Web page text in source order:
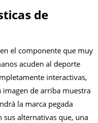
de
el componente que muy
acuden al deporte
interactivas,
de arriba muestra
la marca pegada
sus alternativas que, una